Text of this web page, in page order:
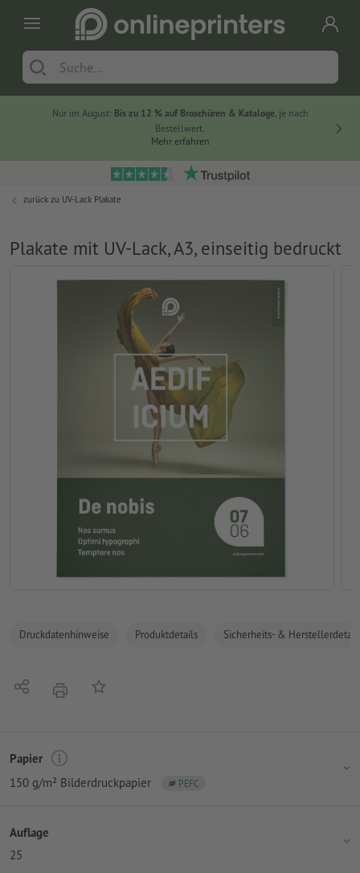
Nur im August: Bis zu 12 % auf Broschüren & Kataloge, je nach
Bestellwert.
Mehr erfahren
zurück zu UV-Lack Plakate
Plakate mit UV-Lack, A3, einseitig bedruckt
Druckdatenhinweise Produktdetails Sicherheits- &
Teilen DruckenAuf die Merkliste
Papier
150 g/m² Bilderdruckpapier
PEFC
Auflage
25